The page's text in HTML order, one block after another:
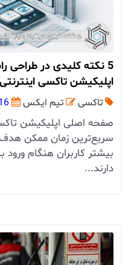
اپلیکیشن تاکسی اینترنتی
تاکسی تیم ایکس 16 بهمن
صفحه اصلی اپلیکیشن
سریع‌ترین زمان ممکن هدف
بیشتر کاربران هنگام
دارند...